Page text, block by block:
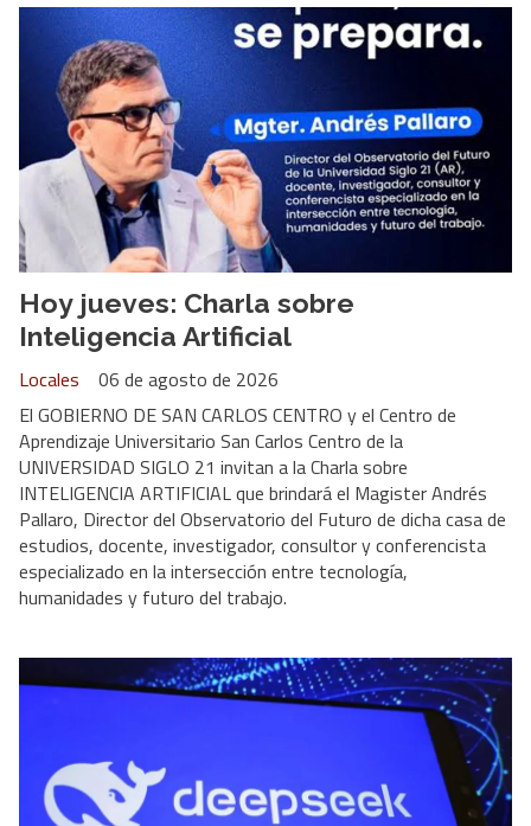
Hoy jueves: Charla sobre
Inteligencia Artificial
Locales
06 de agosto de 2026
El GOBIERNO DE SAN CARLOS CENTRO y el Centro de
Aprendizaje Universitario San Carlos Centro de la
UNIVERSIDAD SIGLO 21 invitan a la Charla sobre
INTELIGENCIA ARTIFICIAL que brindará el Magister Andrés
Pallaro, Director del Observatorio del Futuro de dicha casa de
estudios, docente, investigador, consultor y conferencista
especializado en la intersección entre tecnología,
humanidades y futuro del trabajo.